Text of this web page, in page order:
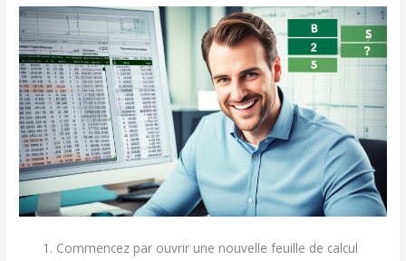
Commencez par ouvrir une nouvelle feuille de calcul